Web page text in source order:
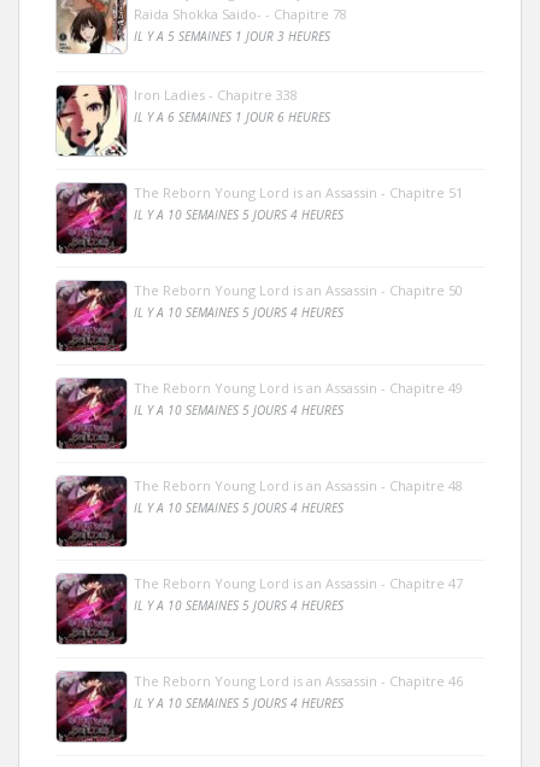
Raida Shokka Saido- - Chapitre 78
IL Y A 5 SEMAINES 1 JOUR 3 HEURES
Iron Ladies - Chapitre 338
IL Y A 6 SEMAINES 1 JOUR 6 HEURES
The Reborn Young Lord is an Assassin - Chapitre 51
IL Y A 10 SEMAINES 5 JOURS 4 HEURES
The Reborn Young Lord is an Assassin - Chapitre 50
IL Y A 10 SEMAINES 5 JOURS 4 HEURES
The Reborn Young Lord is an Assassin - Chapitre 49
IL Y A 10 SEMAINES 5 JOURS 4 HEURES
The Reborn Young Lord is an Assassin - Chapitre 48
IL Y A 10 SEMAINES 5 JOURS 4 HEURES
The Reborn Young Lord is an Assassin - Chapitre 47
IL Y A 10 SEMAINES 5 JOURS 4 HEURES
The Reborn Young Lord is an Assassin - Chapitre 46
IL Y A 10 SEMAINES 5 JOURS 4 HEURES